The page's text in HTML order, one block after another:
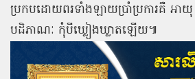
ប្រកបដោយពរទាំងឡាយប្រាំប្រការគឺ អា
បដិភាណៈ កុំបីឃ្លៀងឃ្លាតឡើយ៕